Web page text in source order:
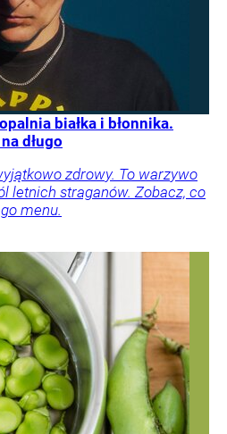
białka i błonnika.
długo
zdrowy. To warzywo
letnich straganów. Zobacz, co
menu.